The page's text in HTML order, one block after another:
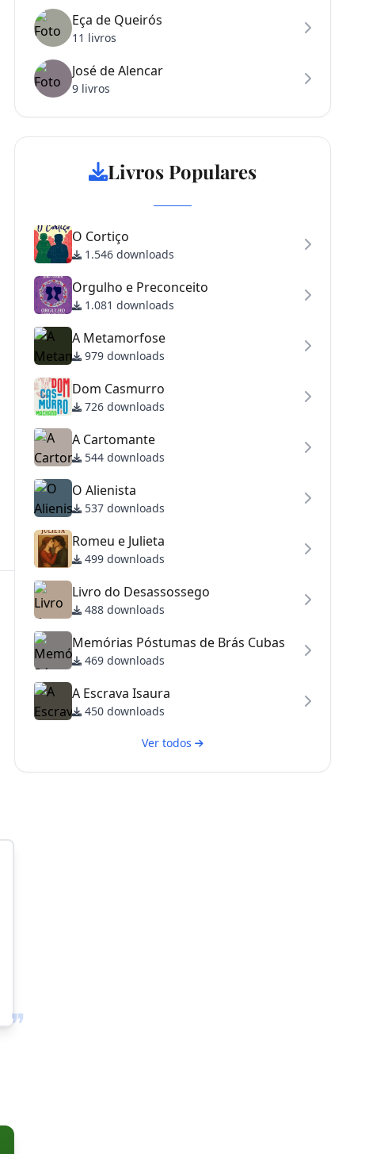
❞
Eça de Queirós
11 livros
José de Alencar
9 livros
Livros Populares
O Cortiço
1.546 downloads
Orgulho e Preconceito
1.081 downloads
A Metamorfose
979 downloads
Dom Casmurro
726 downloads
A Cartomante
544 downloads
O Alienista
537 downloads
Romeu e Julieta
499 downloads
Livro do Desassossego
488 downloads
Memórias Póstumas de Brás Cubas
469 downloads
A Escrava Isaura
450 downloads
Ver todos